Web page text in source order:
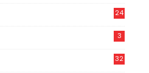
24
3
32